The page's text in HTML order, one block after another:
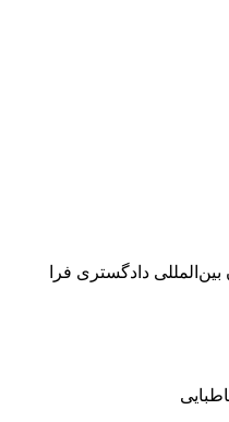
دادگستری فرا